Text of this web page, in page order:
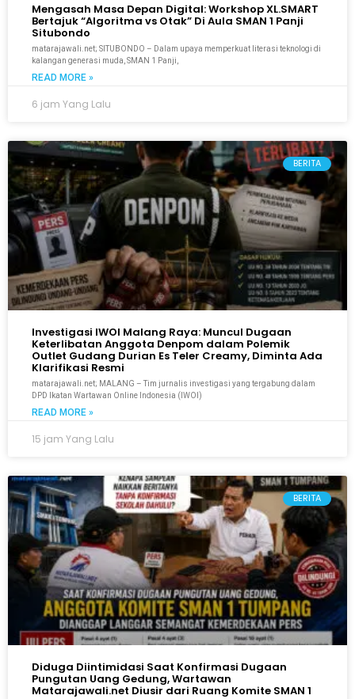
Mengasah Masa Depan Digital: Workshop XL.SMART
Bertajuk “Algoritma vs Otak” Di Aula SMAN 1 Panji
Situbondo
matarajawali.net; SITUBONDO – Dalam upaya memperkuat literasi teknologi di
kalangan generasi muda, SMAN 1 Panji,
READ MORE »
6 jam Yang Lalu
BERITA
Investigasi IWOI Malang Raya: Muncul Dugaan
Keterlibatan Anggota Denpom dalam Polemik
Outlet Gudang Durian Es Teler Creamy, Diminta Ada
Klarifikasi Resmi
matarajawali.net; MALANG – Tim jurnalis investigasi yang tergabung dalam
DPD Ikatan Wartawan Online Indonesia (IWOI)
READ MORE »
15 jam Yang Lalu
BERITA
Diduga Diintimidasi Saat Konfirmasi Dugaan
Pungutan Uang Gedung, Wartawan
Matarajawali.net Diusir dari Ruang Komite SMAN 1